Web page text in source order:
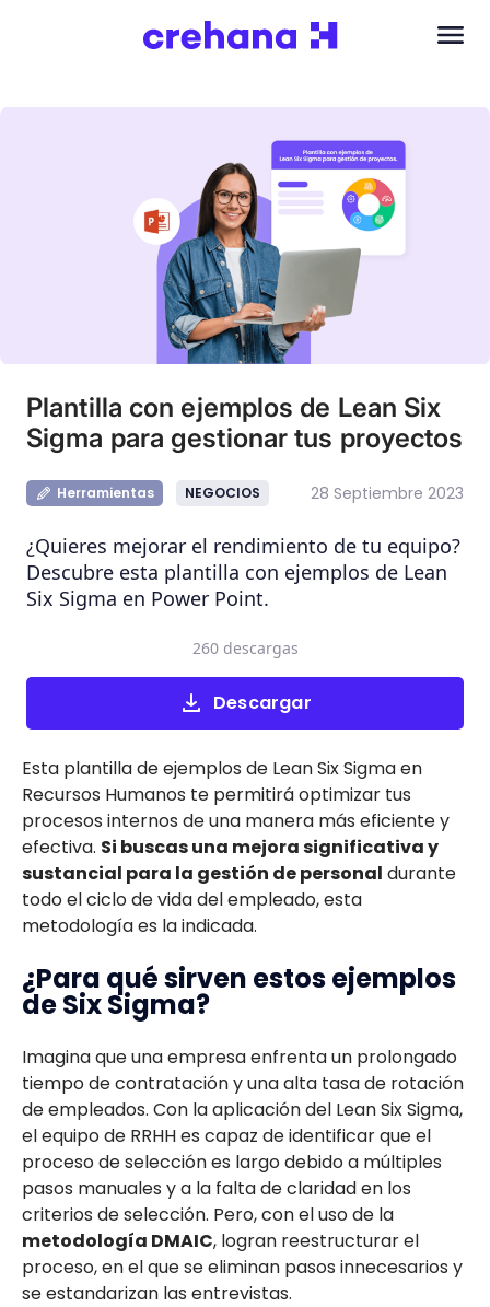
Plantilla con ejemplos de Lean Six
Sigma para gestionar tus proyectos
Herramientas NEGOCIOS 28 Septiembre 2023
¿Quieres mejorar el rendimiento de tu equipo?
Descubre esta plantilla con ejemplos de Lean
Six Sigma en Power Point.
Descargar
260 descargas
Esta plantilla de ejemplos de Lean Six Sigma en
Recursos Humanos te permitirá optimizar tus
procesos internos de una manera más eficiente y
efectiva. Si buscas una mejora significativa y
sustancial para la gestión de personal durante
todo el ciclo de vida del empleado, esta
metodología es la indicada.
¿Para qué sirven estos ejemplos
de Six Sigma?
Imagina que una empresa enfrenta un prolongado
tiempo de contratación y una alta tasa de rotación
de empleados. Con la aplicación del Lean Six Sigma,
el equipo de RRHH es capaz de identificar que el
proceso de selección es largo debido a múltiples
pasos manuales y a la falta de claridad en los
criterios de selección. Pero, con el uso de la
metodología DMAIC, logran reestructurar el
proceso, en el que se eliminan pasos innecesarios y
se estandarizan las entrevistas.